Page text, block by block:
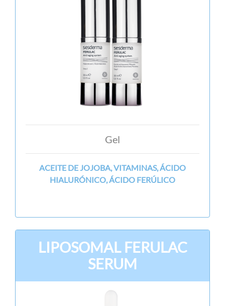
Gel
ACEITE DE JOJOBA, VITAMINAS, ÁCIDO
HIALURÓNICO, ÁCIDO FERÚLICO
LIPOSOMAL FERULAC
SERUM